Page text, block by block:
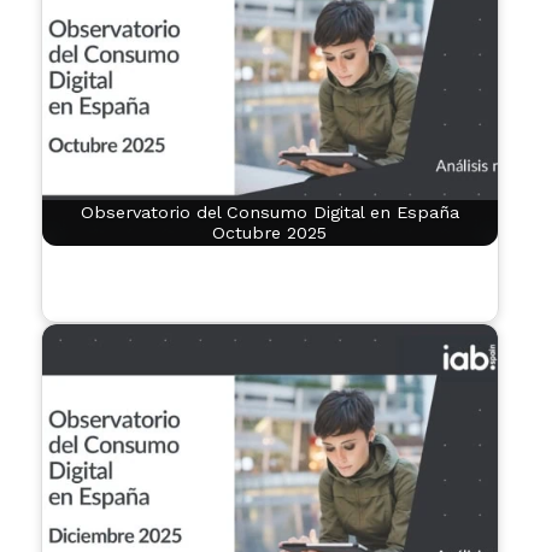
Observatorio del Consumo Digital en España
Octubre 2025